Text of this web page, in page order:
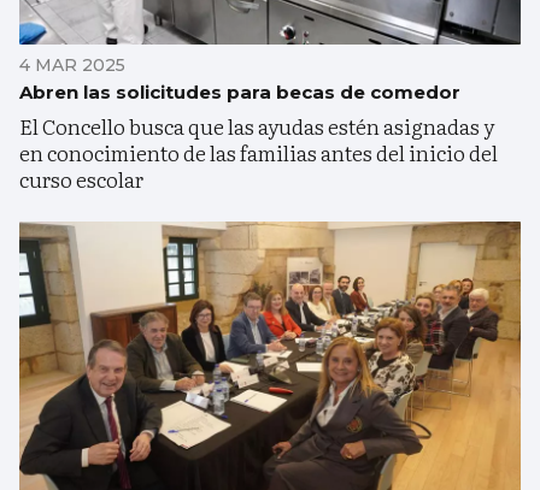
4 MAR 2025
Abren las solicitudes para becas de comedor
El Concello busca que las ayudas estén asignadas y
en conocimiento de las familias antes del inicio del
curso escolar